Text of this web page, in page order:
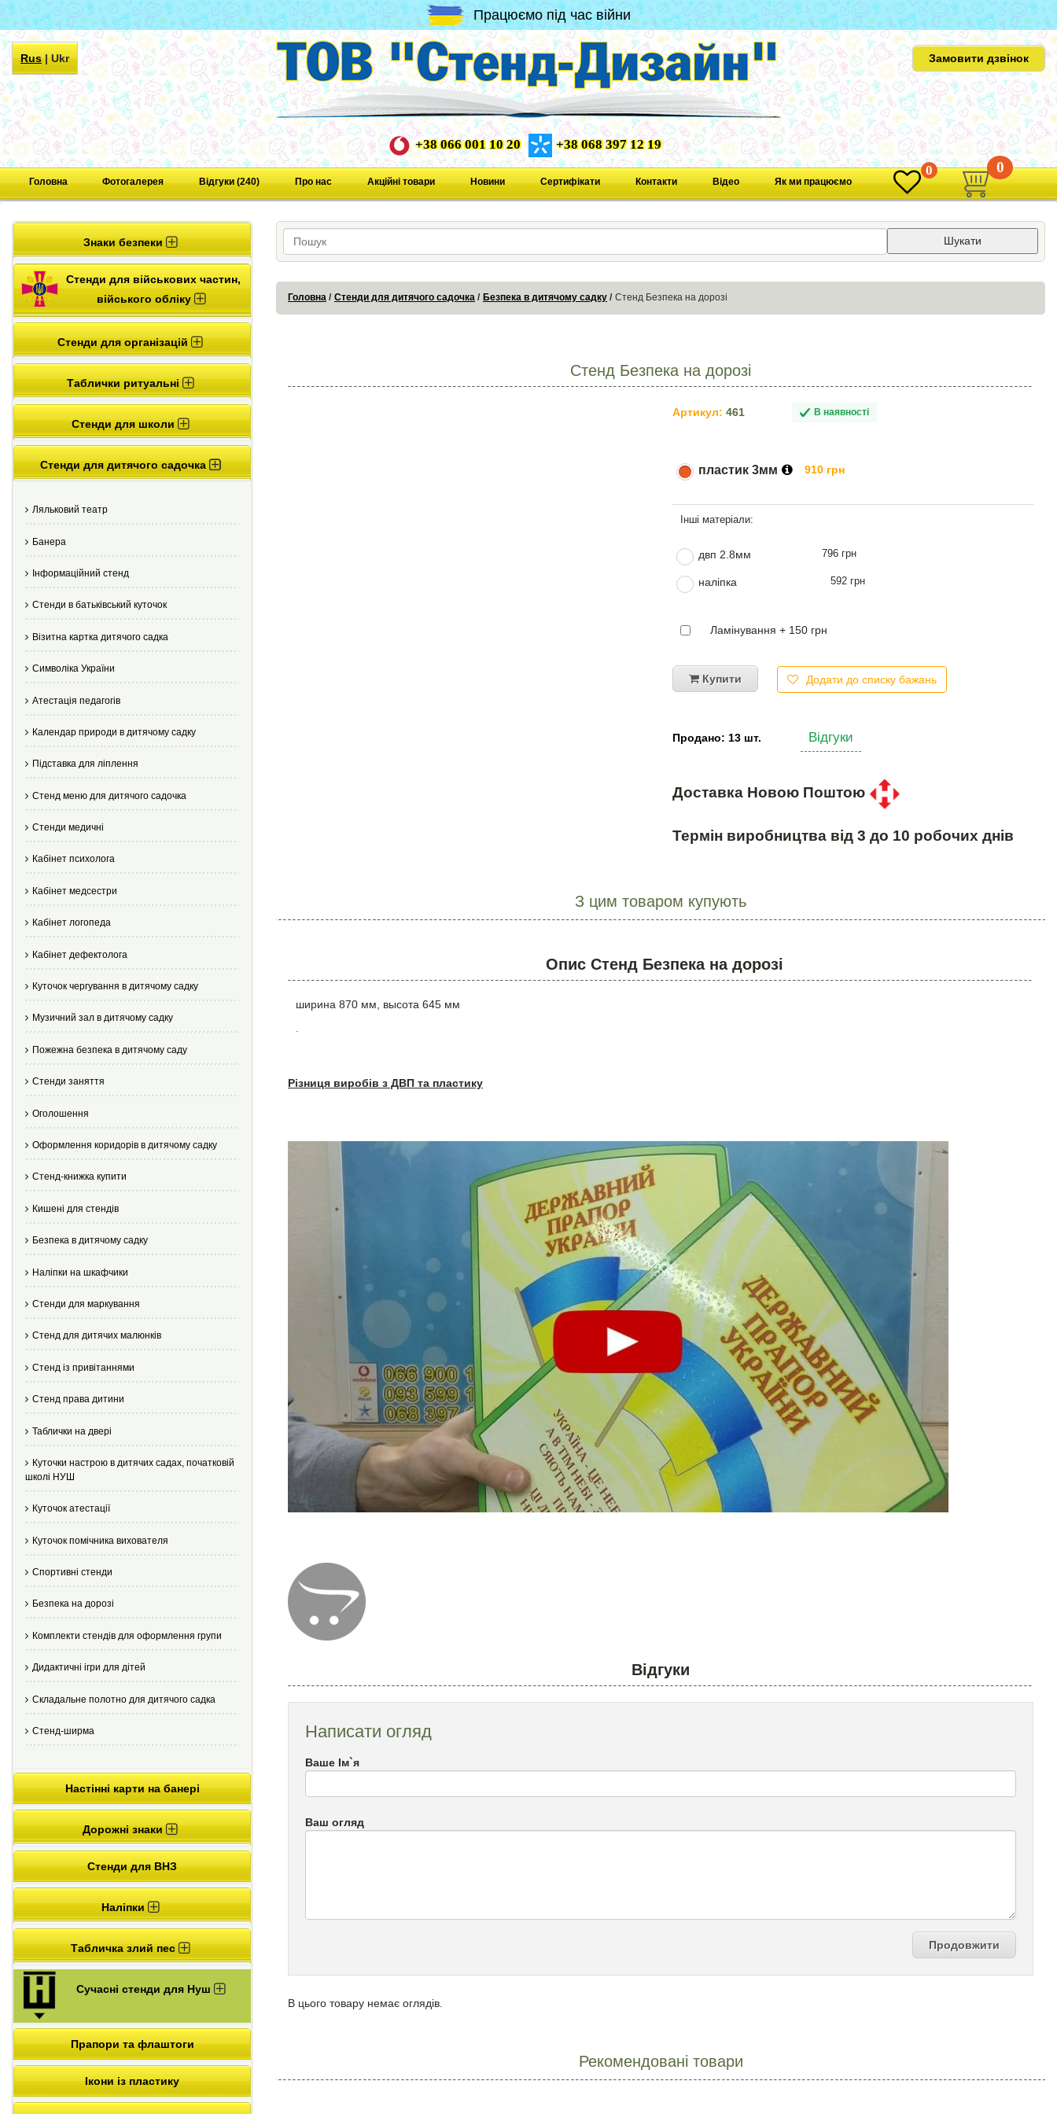
Працюємо під час війни
Rus|Ukr Замовити дзвінок
+38 066 001 10 20 +38 068 397 12 19
Головна Фотогалерея Відгуки (240) Про нас Акційні товари Новини Сертифікати Контакти Відео Як ми працюємо
0 0
Знаки безпеки
Стенди для військових частин,
війського обліку
Стенди для організацій
Таблички ритуальні
Стенди для школи
Стенди для дитячого садочка
Ляльковий театр
Банера
Інформаційний стенд
Стенди в батьківський куточок
Візитна картка дитячого садка
Cимволіка України
Атестація педагогів
Календар природи в дитячому садку
Підставка для ліплення
Стенд меню для дитячого садочка
Стенди медичні
Кабінет психолога
Кабінет медсестри
Кабінет логопеда
Кабінет дефектолога
Куточок чергування в дитячому садку
Музичний зал в дитячому садку
Пожежна безпека в дитячому саду
Стенди заняття
Оголошення
Оформлення коридорів в дитячому садку
Стенд-книжка купити
Кишені для стендів
Безпека в дитячому садку
Наліпки на шкафчики
Стенди для маркування
Стенд для дитячих малюнків
Стенд із привітаннями
Стенд права дитини
Таблички на двері
Куточки настрою в дитячих садах, початковій
школі НУШ
Куточок атестації
Куточок помічника вихователя
Спортивні стенди
Безпека на дорозі
Комплекти стендів для оформлення групи
Дидактичні ігри для дітей
Складальне полотно для дитячого садка
Стенд-ширма
Настінні карти на банері
Дорожні знаки
Стенди для ВНЗ
Наліпки
Табличка злий пес
Сучасні стенди для Нуш
Прапори та флаштоги
Ікони із пластику
Шукати
Головна Стенди для дитячого садочка Безпека в дитячому садку Стенд Безпека на дорозі
Стенд Безпека на дорозі
Артикул: 461 В наявності
пластик 3мм 910 грн
двп 2.8мм 796 грн
наліпка 592 грн
Ламінування + 150 грн
Купити Додати до списку бажань
Продано: 13 шт. Відгуки
Доставка Новою Поштою
Термін виробництва від 3 до 10 робочих днів
З цим товаром купують
Опис Стенд Безпека на дорозі
ширина 870 мм, высота 645 мм
.
Різниця виробів з ДВП та пластику
Відгуки
Написати огляд
Ваше Ім`я
Ваш огляд
Продовжити
В цього товару немає оглядів.
Рекомендовані товари